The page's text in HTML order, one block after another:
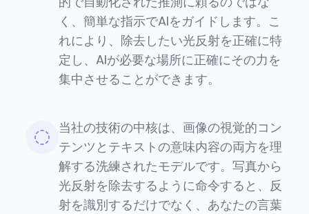
く、簡単な指示でAIをガイドします。こ
れにより、除去したい光反射を正確に特
定し、AIが必要な場所に正確にその力を
集中させることができます。
当社の技術の中核は、画像の視覚的コン
テンツとテキストの意味内容の両方を理
解する洗練されたモデルです。写真から
光反射を除去するように命令すると、反
射を識別するだけでなく、あなたの言葉